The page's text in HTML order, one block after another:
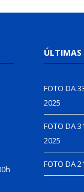
ÚLTIMAS
FOTO DA
2025
FOTO DA
2025
FOTO DA